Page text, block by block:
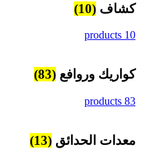
كشاف (10)
10 products
كواريك وروافع (83)
83 products
معدات الحدائق (13)